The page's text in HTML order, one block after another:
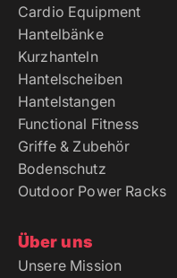
Cardio Equipment
Hantelbänke
Kurzhanteln
Hantelscheiben
Hantelstangen
Functional Fitness
Griffe & Zubehör
Bodenschutz
Outdoor Power Racks
Über uns
Unsere Mission